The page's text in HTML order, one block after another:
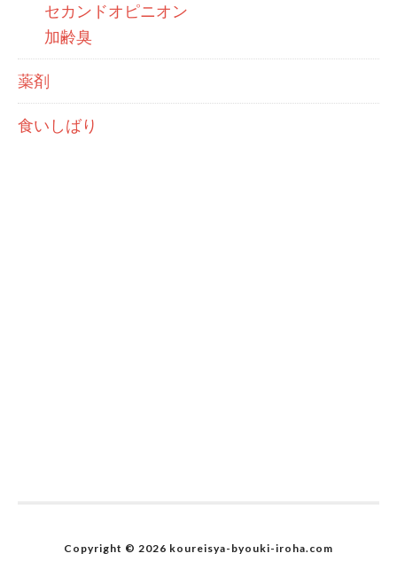
セカンドオピニオン
加齢臭
薬剤
食いしばり
Copyright © 2026 koureisya-byouki-iroha.com